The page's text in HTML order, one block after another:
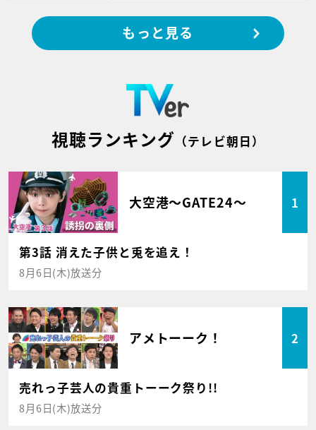
もっと見る
視聴ランキング （テレビ朝日）
大空港～GATE24～ 1
第3話 消えた子供と兎を追え！
8月6日(木)放送分
アメトーーク！ 2
売れっ子芸人の貴重トーーク祭り!!
8月6日(木)放送分